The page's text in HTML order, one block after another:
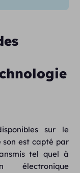
sur le
son est capté par
tel quel à
électronique